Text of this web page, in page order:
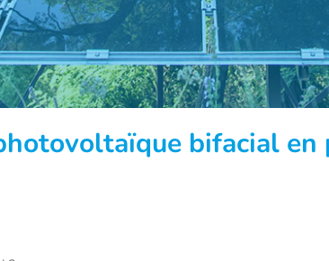
bifacial en